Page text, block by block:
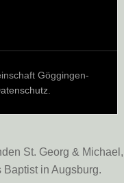
Göggingen-
.
St. Georg & Michael,
in Augsburg.